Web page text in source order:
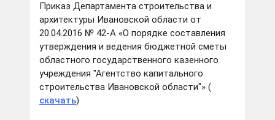
Приказ Департамента строительства и
архитектуры Ивановской области от
20.04.2016 № 42-А «О порядке составления
утверждения и ведения бюджетной сметы
областного государственного казенного
учреждения "Агентство капитального
строительства Ивановской области"» (
скачать)